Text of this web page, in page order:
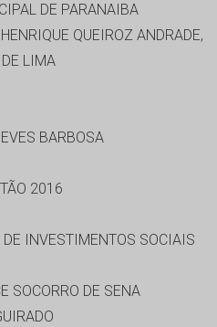
DE PARANAIBA
QUEIROZ ANDRADE,
LIMA
BARBOSA
2016
INVESTIMENTOS SOCIAIS
SOCORRO DE SENA